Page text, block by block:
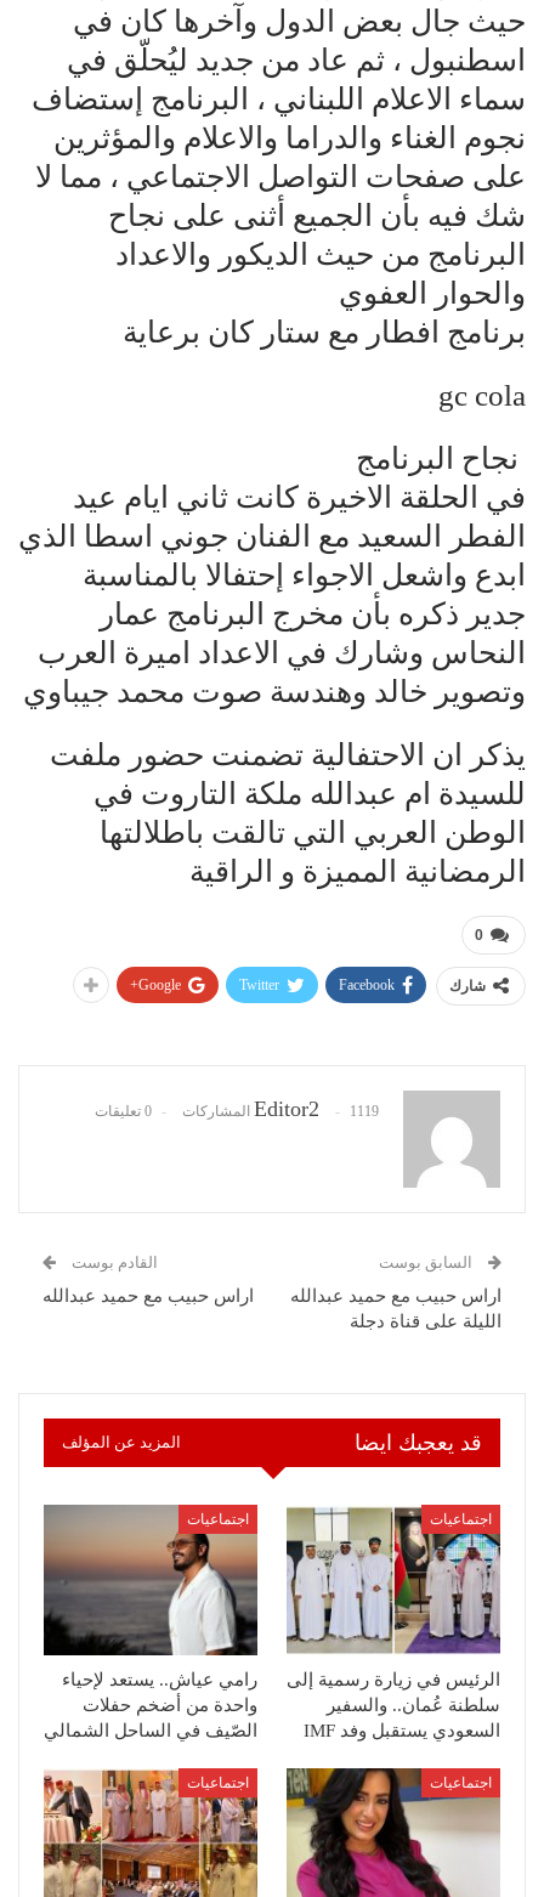
حيث جال بعض الدول وآخرها كان في
اسطنبول ، ثم عاد من جديد ليُحلّق في
سماء الاعلام اللبناني ، البرنامج إستضاف
نجوم الغناء والدراما والاعلام والمؤثرين
على صفحات التواصل الاجتماعي ، مما لا
شك فيه بأن الجميع أثنى على نجاح
البرنامج من حيث الديكور والاعداد
والحوار العفوي
برنامج افطار مع ستار كان برعاية
gc cola
نجاح البرنامج
في الحلقة الاخيرة كانت ثاني ايام عيد
الفطر السعيد مع الفنان جوني اسطا الذي
ابدع واشعل الاجواء إحتفالا بالمناسبة
جدير ذكره بأن مخرج البرنامج عمار
النحاس وشارك في الاعداد اميرة العرب
وتصوير خالد وهندسة صوت محمد جيباوي
يذكر ان الاحتفالية تضمنت حضور ملفت
للسيدة ام عبدالله ملكة التاروت في
الوطن العربي التي تالقت باطلالتها
الرمضانية المميزة و الراقية
0
شارك Facebook
Twitter
Google+
Editor2 1119 المشاركات 0 تعليقات
السابق بوست
اراس حبيب مع حميد عبدالله
الليلة على قناة دجلة
القادم بوست
اراس حبيب مع حميد عبدالله
قد يعجبك ايضا المزيد عن المؤلف
اجتماعيات
الرئيس في زيارة رسمية إلى
سلطنة عُمان.. والسفير
السعودي يستقبل وفد IMF
اجتماعيات
رامي عياش.. يستعد لإحياء
واحدة من أضخم حفلات
الصّيف في الساحل الشمالي
اجتماعيات اجتماعيات